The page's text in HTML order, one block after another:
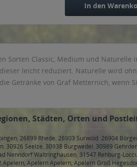
In den
Sorten Classic, Medium und
leicht reduziert. Naturelle wird
Getränke von Graf Metternich, wenn
Städten, Orten und
, 26899 Rhede, 26903 Surwold 26904
, 30926 Seelze, 30938 Burgwedel 30989
Nenndorf Waltringhausen, 31547 Rehburg-
Apelern, Apelern Apelern, Apelern Groß